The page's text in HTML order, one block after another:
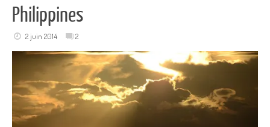
Philippines
2 juin 2014 2